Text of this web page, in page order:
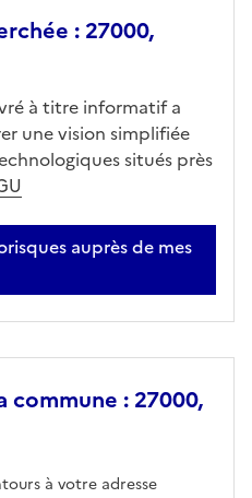
: 27000,
à titre informatif a
une vision simplifiée
situés près
auprès de mes
commune : 27000,
à votre adresse